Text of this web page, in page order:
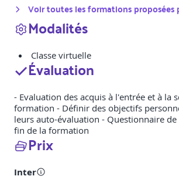
Voir toutes les formations proposées
Modalités
Classe virtuelle
Évaluation
- Evaluation des acquis à l'entrée et à la
formation - Définir des objectifs
leurs auto-évaluation - Questionnaire
fin de la formation
Prix
Inter